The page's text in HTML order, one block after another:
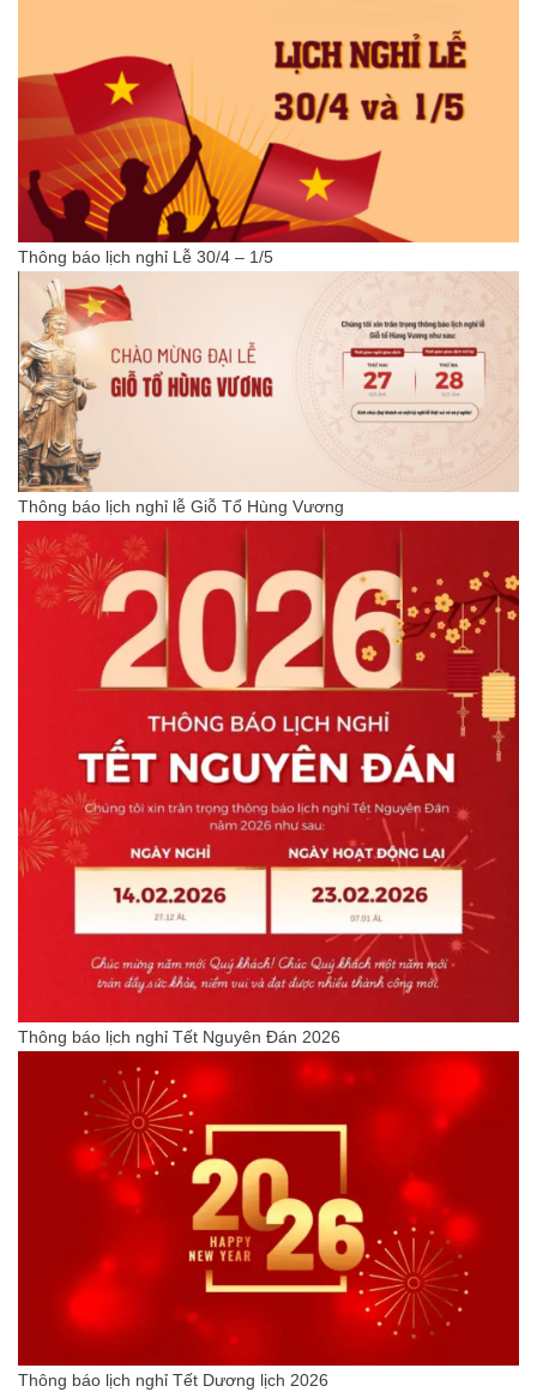
Thông báo lịch nghỉ Lễ 30/4 – 1/5
Thông báo lịch nghỉ lễ Giỗ Tổ Hùng Vương
Thông báo lịch nghỉ Tết Nguyên Đán 2026
Thông báo lịch nghỉ Tết Dương lịch 2026